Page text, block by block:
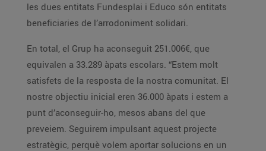
les dues entitats Fundesplai i Educo són entitats
beneficiaries de l’arrodoniment solidari.
En total, el Grup ha aconseguit 251.006€, que
equivalen a 33.289 àpats escolars. “Estem molt
satisfets de la resposta de la nostra comunitat. El
nostre objectiu inicial eren 36.000 àpats i estem a
punt d’aconseguir-ho, mesos abans del que
preveiem. Seguirem impulsant aquest projecte
estratègic, perquè volem aportar solucions en un